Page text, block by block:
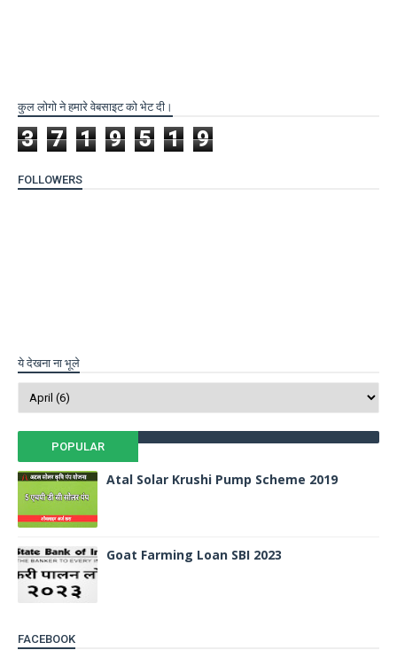
कुल लोगो ने हमारे वेबसाइट को भेट दी।
3 7 1 9 5 1 9
FOLLOWERS
ये देखना ना भूले
POPULAR
Atal Solar Krushi Pump Scheme 2019
Goat Farming Loan SBI 2023
FACEBOOK